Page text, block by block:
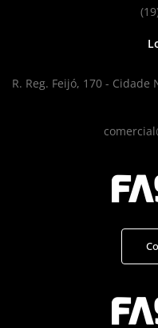
R. Reg. Feijó, 170 - Cidade